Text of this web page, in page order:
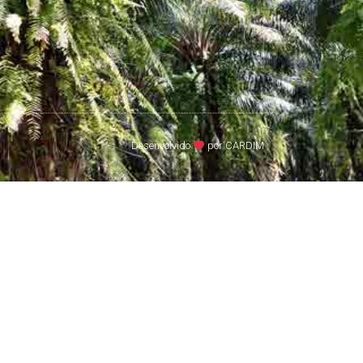
Desenvolvido por CARDIM